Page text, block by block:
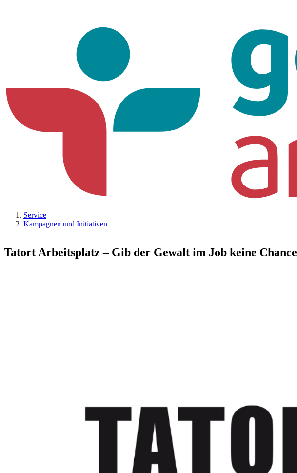
Service
Kampagnen und Initiativen
Tatort Arbeitsplatz – Gib der Gewalt im Job keine Chance